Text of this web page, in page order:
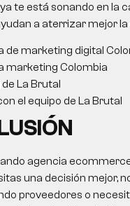
te está sonando en la
a aterrizar mejor la
de marketing digital
marketing Colombia
La Brutal
el equipo de La Brutal
agencia
una decisión mejor,
proveedores o